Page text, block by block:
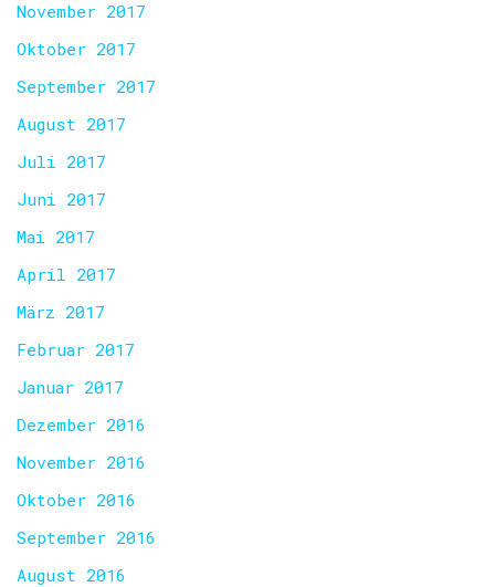
November 2017
Oktober 2017
September 2017
August 2017
Juli 2017
Juni 2017
Mai 2017
April 2017
März 2017
Februar 2017
Januar 2017
Dezember 2016
November 2016
Oktober 2016
September 2016
August 2016